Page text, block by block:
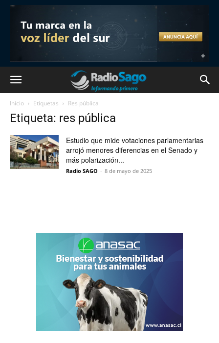
Inicio Etiquetas Res pública
Etiqueta: res pública
Estudio que mide votaciones parlamentarias
arrojó menores diferencias en el Senado y
más polarización...
Radio SAGO - 8 de mayo de 2025